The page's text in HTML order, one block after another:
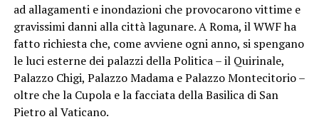
ad allagamenti e inondazioni che provocarono vittime e
gravissimi danni alla città lagunare. A Roma, il WWF ha
fatto richiesta che, come avviene ogni anno, si spengano
le luci esterne dei palazzi della Politica – il Quirinale,
Palazzo Chigi, Palazzo Madama e Palazzo Montecitorio –
oltre che la Cupola e la facciata della Basilica di San
Pietro al Vaticano.